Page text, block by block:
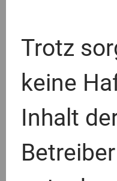
Trotz
keine
Inhalt